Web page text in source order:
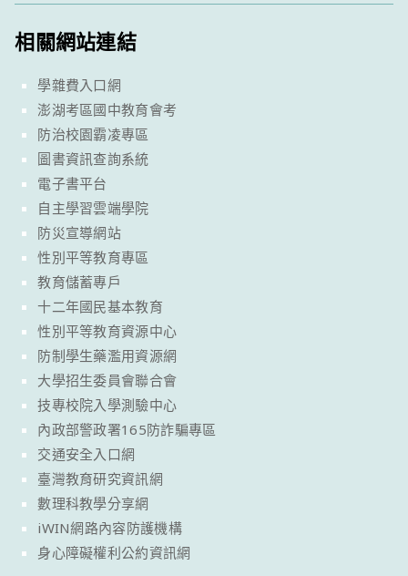
相關網站連結
學雜費入口網
澎湖考區國中教育會考
防治校園霸凌專區
圖書資訊查詢系統
電子書平台
自主學習雲端學院
防災宣導網站
性別平等教育專區
教育儲蓄專戶
十二年國民基本教育
性別平等教育資源中心
防制學生藥濫用資源網
大學招生委員會聯合會
技專校院入學測驗中心
內政部警政署165防詐騙專區
交通安全入口網
臺灣教育研究資訊網
數理科教學分享網
iWIN網路內容防護機構
身心障礙權利公約資訊網